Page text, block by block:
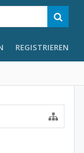
REGISTRIEREN